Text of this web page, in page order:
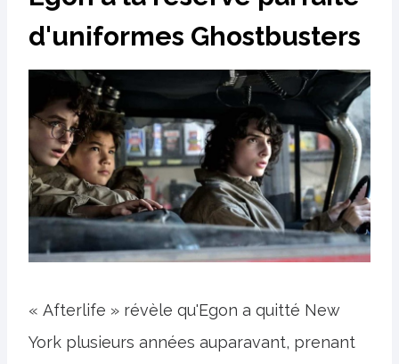
d'uniformes Ghostbusters
« Afterlife » révèle qu'Egon a quitté New
York plusieurs années auparavant, prenant